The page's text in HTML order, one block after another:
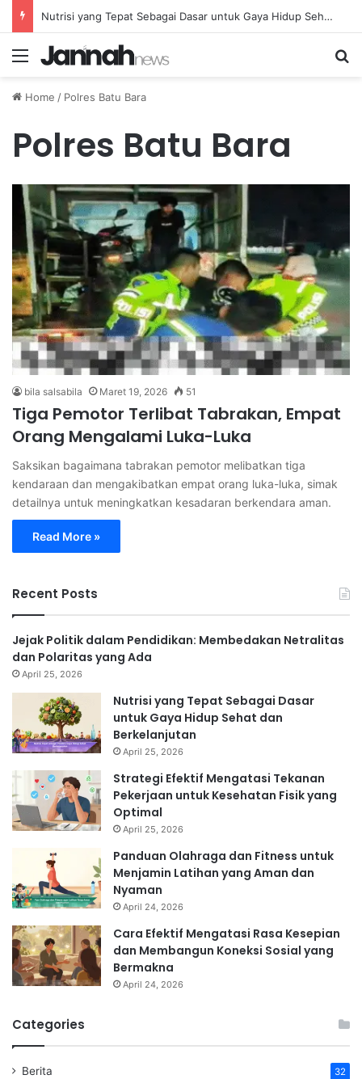
Nutrisi yang Tepat Sebagai Dasar untuk Gaya Hidup Sehat dan Berkelanjutan
Menu
Home / Polres Batu Bara
Polres Batu Bara
bila salsabila Maret 19, 2026 51
Tiga Pemotor Terlibat Tabrakan, Empat
Orang Mengalami Luka-Luka
Saksikan bagaimana tabrakan pemotor melibatkan tiga
kendaraan dan mengakibatkan empat orang luka-luka, simak
detailnya untuk meningkatkan kesadaran berkendara aman.
Read More »
Recent Posts
Jejak Politik dalam Pendidikan: Membedakan Netralitas
dan Polaritas yang Ada
April 25, 2026
Nutrisi yang Tepat Sebagai Dasar
untuk Gaya Hidup Sehat dan
Berkelanjutan
April 25, 2026
Strategi Efektif Mengatasi Tekanan
Pekerjaan untuk Kesehatan Fisik yang
Optimal
April 25, 2026
Panduan Olahraga dan Fitness untuk
Menjamin Latihan yang Aman dan
Nyaman
April 24, 2026
Cara Efektif Mengatasi Rasa Kesepian
dan Membangun Koneksi Sosial yang
Bermakna
April 24, 2026
Categories
Berita 32